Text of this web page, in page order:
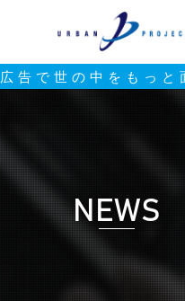
NEWS
広告で世の中をもっと